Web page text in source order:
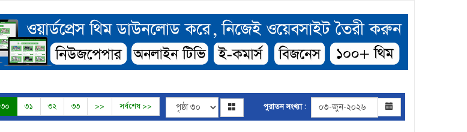
৩০ ৩১ ৩২ ৩৩ >> সর্বশেষ >> পুরাতন সংখ্যা :